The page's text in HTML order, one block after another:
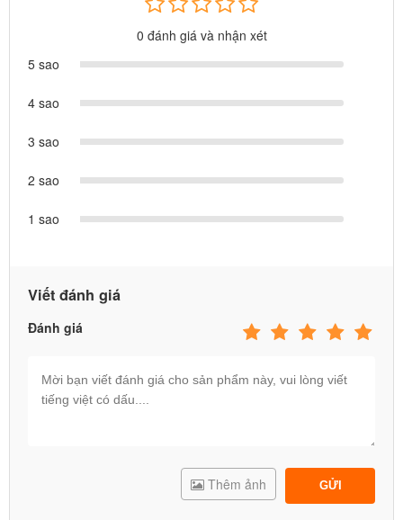
0 đánh giá và nhận xét
5 sao
4 sao
3 sao
2 sao
1 sao
Viết đánh giá
Đánh giá
GỬI
Thêm ảnh